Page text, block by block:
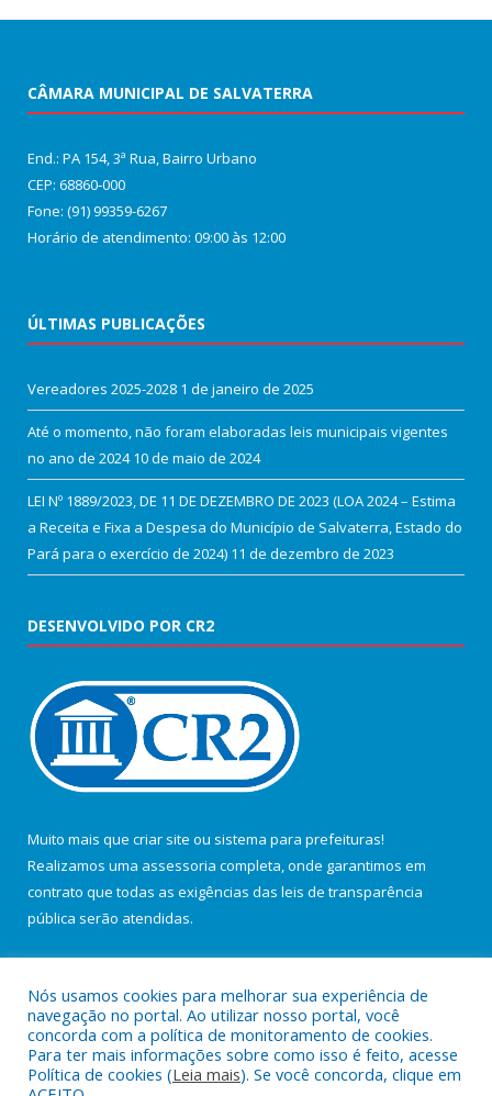
CÂMARA MUNICIPAL DE SALVATERRA
End.: PA 154, 3ª Rua, Bairro Urbano
CEP: 68860‑000
Fone: (91) 99359-6267
Horário de atendimento: 09:00 às 12:00
ÚLTIMAS PUBLICAÇÕES
Vereadores 2025-2028 1 de janeiro de 2025
Até o momento, não foram elaboradas leis municipais vigentes
no ano de 2024 10 de maio de 2024
LEI Nº 1889/2023, DE 11 DE DEZEMBRO DE 2023 (LOA 2024 – Estima
a Receita e Fixa a Despesa do Município de Salvaterra, Estado do
Pará para o exercício de 2024) 11 de dezembro de 2023
DESENVOLVIDO POR CR2
Muito mais que criar site ou sistema para prefeituras!
Realizamos uma assessoria completa, onde garantimos em
contrato que todas as exigências das leis de transparência
pública serão atendidas.
Todos os direitos reservados a Câmara Municipal de Salvaterra.
Nós usamos cookies para melhorar sua experiência de
navegação no portal. Ao utilizar nosso portal, você
concorda com a política de monitoramento de cookies.
Para ter mais informações sobre como isso é feito, acesse
Política de cookies (Leia mais). Se você concorda, clique em